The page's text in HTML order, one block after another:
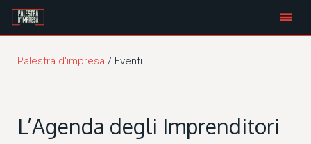
Skip
Palestra d'impresa / Eventi
L’Agenda degli Imprenditori